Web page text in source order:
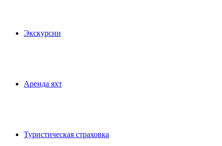
Экскурсии
Аренда яхт
Туристическая страховка